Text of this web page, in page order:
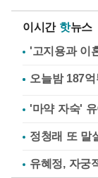
이시간 핫뉴스
'고지용과 이
'마약 자숙'
정청래 또 말
유혜정, 자궁